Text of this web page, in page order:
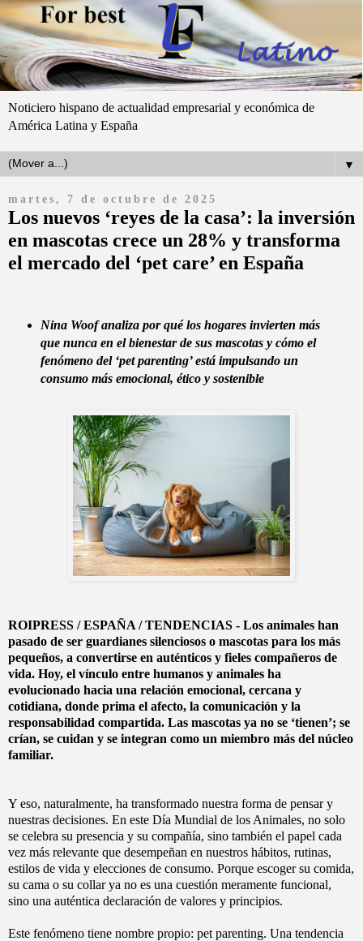
Noticiero hispano de actualidad empresarial y económica de
América Latina y España
▼
martes, 7 de octubre de 2025
Los nuevos ‘reyes de la casa’: la inversión
en mascotas crece un 28% y transforma
el mercado del ‘pet care’ en España
Nina Woof analiza por qué los hogares invierten más
que nunca en el bienestar de sus mascotas y cómo el
fenómeno del ‘pet parenting’ está impulsando un
consumo más emocional, ético y sostenible
ROIPRESS / ESPAÑA / TENDENCIAS - Los animales han
pasado de ser guardianes silenciosos o mascotas para los más
pequeños, a convertirse en auténticos y fieles compañeros de
vida. Hoy, el vínculo entre humanos y animales ha
evolucionado hacia una relación emocional, cercana y
cotidiana, donde prima el afecto, la comunicación y la
responsabilidad compartida. Las mascotas ya no se ‘tienen’; se
crían, se cuidan y se integran como un miembro más del núcleo
familiar.
Y eso, naturalmente, ha transformado nuestra forma de pensar y
nuestras decisiones. En este Día Mundial de los Animales, no solo
se celebra su presencia y su compañía, sino también el papel cada
vez más relevante que desempeñan en nuestros hábitos, rutinas,
estilos de vida y elecciones de consumo. Porque escoger su comida,
su cama o su collar ya no es una cuestión meramente funcional,
sino una auténtica declaración de valores y principios.
Este fenómeno tiene nombre propio: pet parenting. Una tendencia